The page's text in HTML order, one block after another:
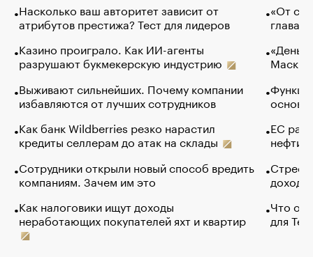
Насколько ваш авторитет зависит от
атрибутов престижа? Тест для лидеров
Казино проиграло. Как ИИ-агенты
разрушают букмекерскую индустрию
Выживают сильнейших. Почему компании
избавляются от лучших сотрудников
Как банк Wildberries резко нарастил
кредиты селлерам до атак на склады
Сотрудники открыли новый способ вредить
компаниям. Зачем им это
Как налоговики ищут доходы
неработающих покупателей яхт и квартир
«От
глава
Маск в
основ
ЕС
нефти
Что
для